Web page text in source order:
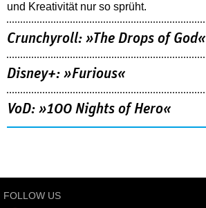
und Kreativität nur so sprüht.
Crunchyroll: »The Drops of God«
Disney+: »Furious«
VoD: »100 Nights of Hero«
FOLLOW US